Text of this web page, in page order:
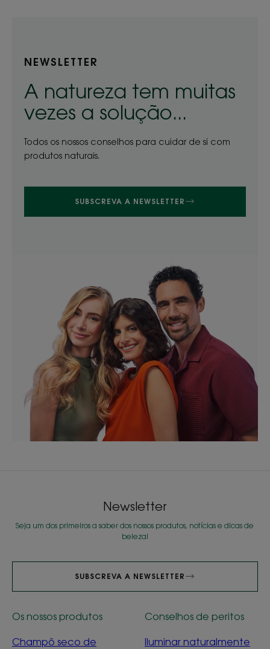
NEWSLETTER
A natureza tem muitas
vezes a solução...
Todos os nossos conselhos para cuidar de si com
produtos naturais.
SUBSCREVA A NEWSLETTER
Newsletter
Seja um dos primeiros a saber dos nossos produtos, notícias e dicas de
beleza!
SUBSCREVA A NEWSLETTER
Os nossos produtos
Champô seco de
Conselhos de peritos
Iluminar naturalmente